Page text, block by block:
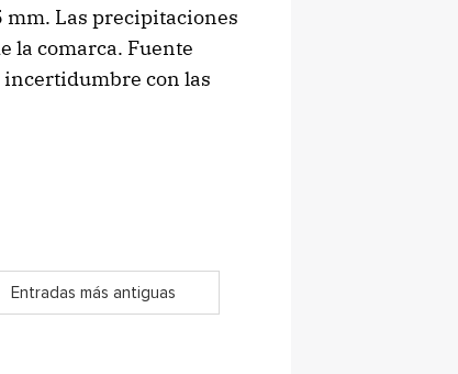
mm. Las precipitaciones
la comarca. Fuente
incertidumbre con las
Entradas más antiguas